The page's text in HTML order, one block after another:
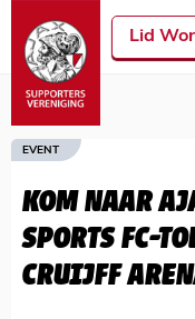
Lid
EVENT
KOM NAAR
SPORTS FC-
CRUIJFF